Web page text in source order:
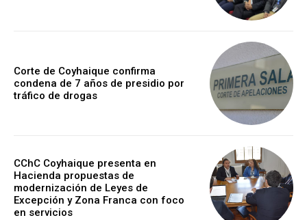
Corte de Coyhaique confirma
condena de 7 años de presidio por
tráfico de drogas
CChC Coyhaique presenta en
Hacienda propuestas de
modernización de Leyes de
Excepción y Zona Franca con foco
en servicios